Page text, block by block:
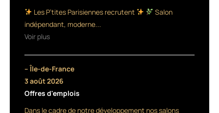
deuxième
Biolage
Advanced,
caractérise
Les P’tites Parisiennes recrutent
Salon
indépendant, moderne...
Voir plus
– Île-de-France
3 août 2026
Offres d'emplois
Dans le cadre de notre développement nos salons